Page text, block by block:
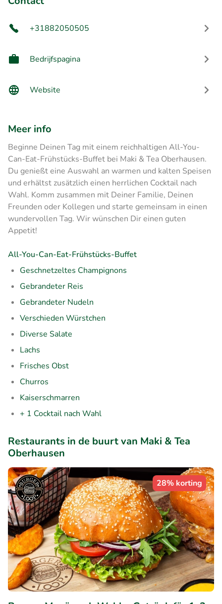
+31882050505
Bedrijfspagina
Website
Meer info
Beginne Deinen Tag mit einem reichhaltigen All-You-
Can-Eat-Frühstücks-Buffet bei Maki & Tea Oberhausen.
Du genießt eine Auswahl an warmen und kalten Speisen
und erhältst zusätzlich einen herrlichen Cocktail nach
Wahl. Komm zusammen mit Deiner Familie, Deinen
Freunden oder Kollegen und starte gemeinsam in einen
wundervollen Tag. Wir wünschen Dir einen guten
Appetit!
All-You-Can-Eat-Frühstücks-Buffet
Geschnetzeltes Champignons
Gebrandeter Reis
Gebrandeter Nudeln
Verschieden Würstchen
Diverse Salate
Lachs
Frisches Obst
Churros
Kaiserschmarren
+ 1 Cocktail nach Wahl
Restaurants in de buurt van Maki & Tea
Oberhausen
28% korting